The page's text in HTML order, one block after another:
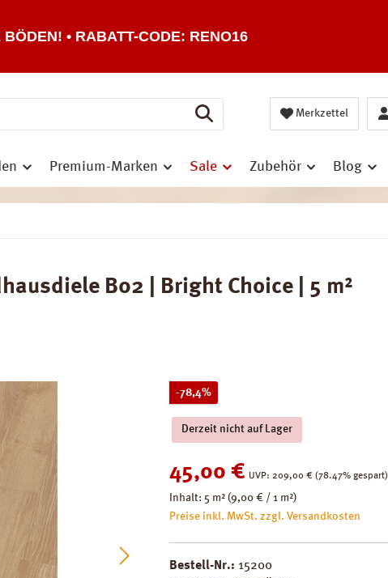
• RABATT-CODE: RENO16
Merkzettel
Premium-Marken Sale Zubehör Blog
B02 | Bright Choice | 5 m²
-78,4%Rabatt
Derzeit nicht auf Lager
Verkaufspreis:
45,00 € UVP: Regulärer Preis:
209,00 € (78.47% gespart)
Inhalt: 5 m² (9,00 € / 1 m²)
Preise inkl. MwSt. zzgl. Versandkosten
Bestell-Nr.: 15200